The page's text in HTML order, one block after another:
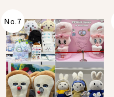
No.7